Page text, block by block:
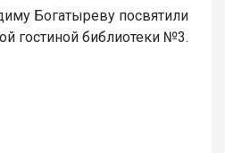
Богатыреву посвятили
гостиной библиотеки №3.